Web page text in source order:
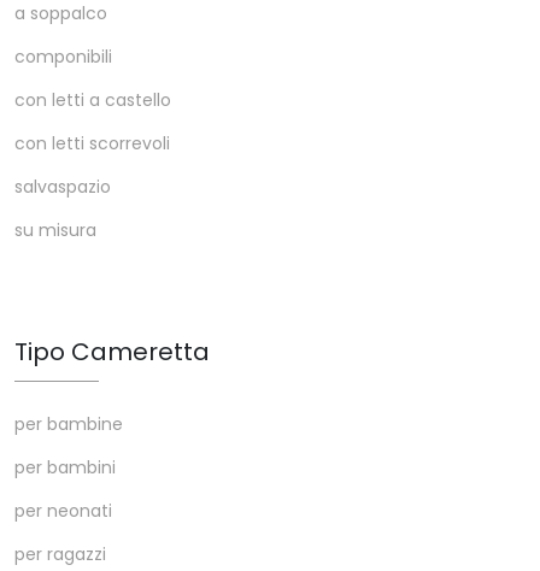
a soppalco
componibili
con letti a castello
con letti scorrevoli
salvaspazio
su misura
Tipo Cameretta
per bambine
per bambini
per neonati
per ragazzi